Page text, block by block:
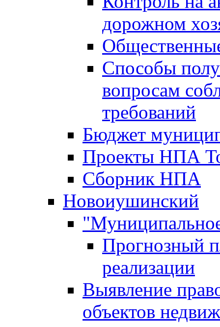
дорожном
Способы
вопросам
требований
Бюджет
Проекты НПА
Сборник НПА
Новоиушинский
Прогнозный
реализации
Выявление
объектов